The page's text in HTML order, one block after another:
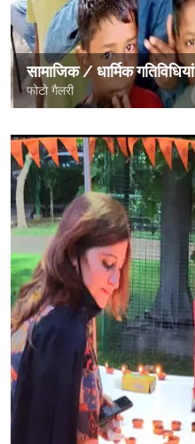
सामाजिक / धार्मिक गतिविधियां
फोटो गैलरी